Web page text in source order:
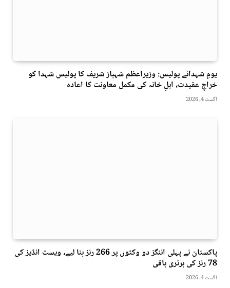
یومِ شہدائے پولیس: وزیراعظم شہباز شریف کا پولیس شہدا کو
خراجِ عقیدت، اہلِ خانہ کی مکمل معاونت کا اعادہ
اگست 4, 2026
پاکستان نے پہلی اننگز دو وکٹوں پر 266 رنز بنا لیے، ویسٹ انڈیز کی
78 رنز کی برتری باقی
اگست 4, 2026